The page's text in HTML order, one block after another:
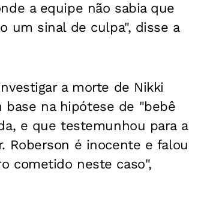
a equipe não sabia que
um sinal de culpa", disse a
a morte de Nikki
base na hipótese de "bebê
e que testemunhou para a
Roberson é inocente e falou
cometido neste caso",